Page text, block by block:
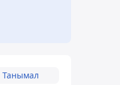
Танымал